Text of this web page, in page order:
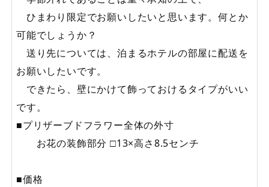
ひまわり限定でお願いしたいと思います。何とか
可能でしょうか？
送り先については、泊まるホテルの部屋に配送を
お願いしたいです。
できたら、壁にかけて飾っておけるタイプがいい
です。
■プリザーブドフラワー全体の外寸
お花の装飾部分 □13×高さ8.5センチ
■価格